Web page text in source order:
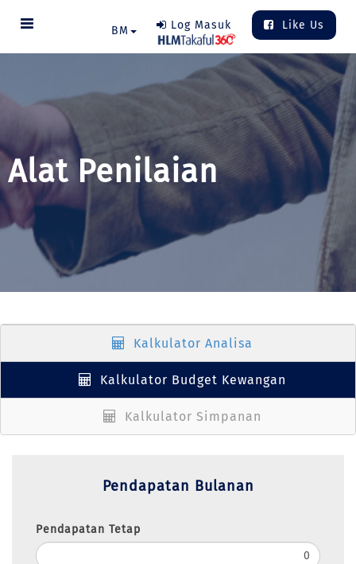
BM Log Masuk Like Us
Alat Penilaian
Kalkulator Analisa
Kalkulator Budget Kewangan
Kalkulator Simpanan
Pendapatan Bulanan
Pendapatan Tetap